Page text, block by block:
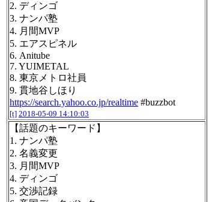
2. ディンゴ
3. ナンパ塾
4. 月間MVP
5. エアスピネル
6. Anitube
7. YUIMETAL
8. 東京メトロ社員
9. 貫地谷しほり
https://search.yahoo.co.jp/realtime #buzzbot
[t] 2018-05-09 14:10:03
【話題のキーワード】
1. ナンパ塾
2. 名義変更
3. 月間MVP
4. ディンゴ
5. 交渉記録